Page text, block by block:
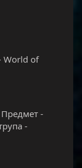
World of
-
-